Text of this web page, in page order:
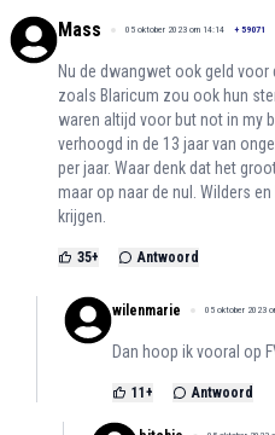
Mass 05 oktober 2023 om 14:14 + 59071
Nu de dwangwet ook geld
zoals Blaricum zou ook hun
waren altijd voor but not in my
verhoogd in de 13 jaar van
per jaar. Waar denk dat het
maar op naar de nul. Wilders
krijgen.
35+ Antwoord
wilenmarie 05 oktober 2023
Dan hoop ik vooral op
11 + Antwoord